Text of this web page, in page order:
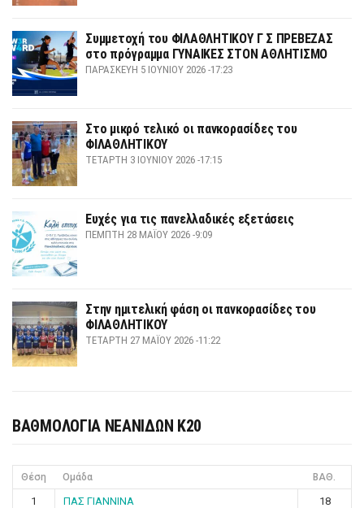
Συμμετοχή του ΦΙΛΑΘΛΗΤΙΚΟΥ Γ Σ ΠΡΕΒΕΖΑΣ
στο πρόγραμμα ΓΥΝΑΙΚΕΣ ΣΤΟΝ ΑΘΛΗΤΙΣΜΟ
ΠΑΡΑΣΚΕΥΉ 5 ΙΟΥΝΊΟΥ 2026 -17:23
Στο μικρό τελικό οι πανκορασίδες του
ΦΙΛΑΘΛΗΤΙΚΟΥ
ΤΕΤΆΡΤΗ 3 ΙΟΥΝΊΟΥ 2026 -17:15
Ευχές για τις πανελλαδικές εξετάσεις
ΠΈΜΠΤΗ 28 ΜΑΪ́ΟΥ 2026 -9:09
Στην ημιτελική φάση οι πανκορασίδες του
ΦΙΛΑΘΛΗΤΙΚΟΥ
ΤΕΤΆΡΤΗ 27 ΜΑΪ́ΟΥ 2026 -11:22
ΒΑΘΜΟΛΟΓΙΑ ΝΕΑΝΙΔΩΝ Κ20
Θέση Ομάδα ΒΑΘ.
1 ΠΑΣ ΓΙΑΝΝΙΝΑ
18